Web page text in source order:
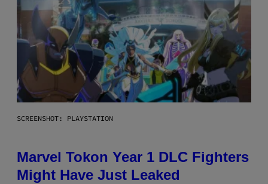
SCREENSHOT: PLAYSTATION
Marvel Tokon Year 1 DLC Fighters
Might Have Just Leaked